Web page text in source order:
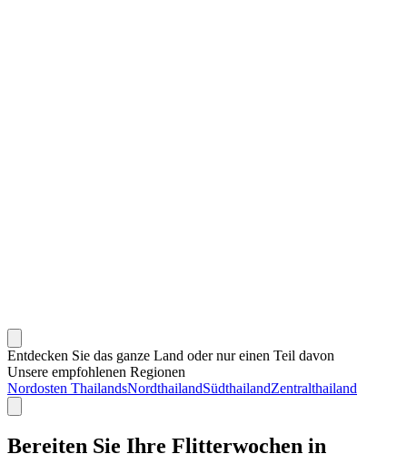
Entdecken Sie das ganze Land oder nur einen Teil davon
Unsere empfohlenen Regionen
Nordosten ThailandsNordthailandSüdthailandZentralthailand
Bereiten Sie Ihre Flitterwochen in